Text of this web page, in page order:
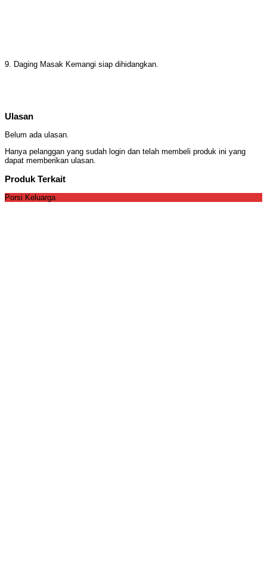
9. Daging Masak Kemangi siap dihidangkan.
Ulasan
Belum ada ulasan.
Hanya pelanggan yang sudah login dan telah membeli produk ini yang
dapat memberikan ulasan.
Produk Terkait
Porsi Keluarga